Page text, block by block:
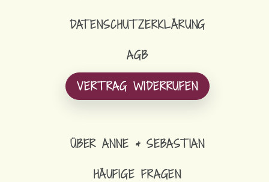
DATENSCHUTZERKLÄRUNG
AGB
VERTRAG WIDERRUFEN
ÜBER ANNE & SEBASTIAN
HÄUFIGE FRAGEN